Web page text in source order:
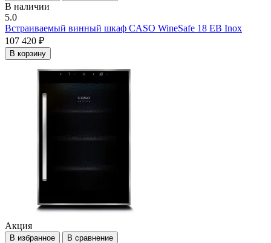
В наличии
5.0
Встраиваемый винный шкаф CASO WineSafe 18 EB Inox
107 420 ₽
В корзину
Акция
В избранное В сравнение